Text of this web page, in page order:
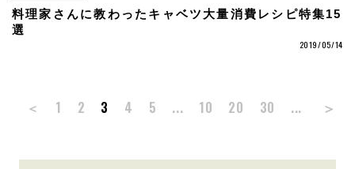
料理家さんに教わったキャベツ大量消費レシピ特集15
選
2019/05/14
＜ 1 2 3 4 5 ... 10 20 30 ... ＞